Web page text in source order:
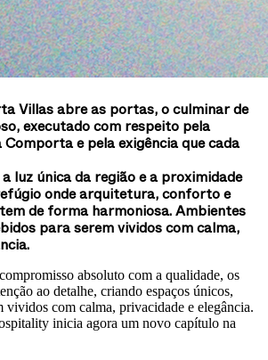
Villas abre as portas, o culminar de
executado com respeito pela
e pela exigência que cada
luz única da região e a proximidade
onde arquitetura, conforto e
de forma harmoniosa. Ambientes
para serem vividos com calma,
absoluto com a qualidade, os
ao detalhe, criando espaços únicos,
vividos com calma, privacidade e elegância.
inicia agora um novo capítulo na